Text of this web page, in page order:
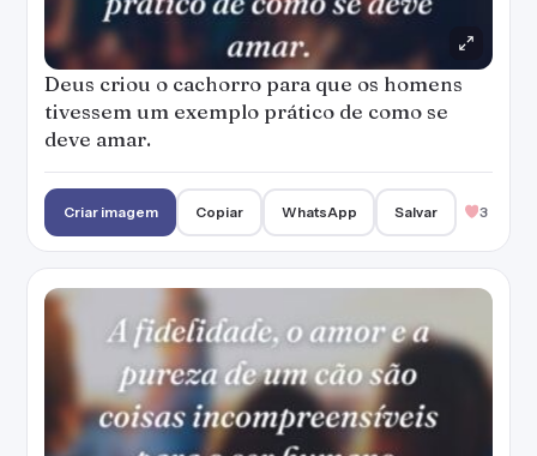
Deus criou o cachorro para que os homens
tivessem um exemplo prático de como se
deve amar.
Criar imagem Copiar WhatsApp Salvar 3